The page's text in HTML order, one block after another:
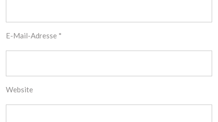
E-Mail-Adresse *
Website